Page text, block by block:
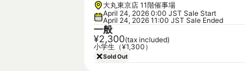
大丸東京店 11階催事場
April 24, 2026 0:00 JST Sale Start
April 24, 2026 11:00 JST Sale Ended
一般
¥2,300(tax included)
小学生（¥1,300）
Sold Out